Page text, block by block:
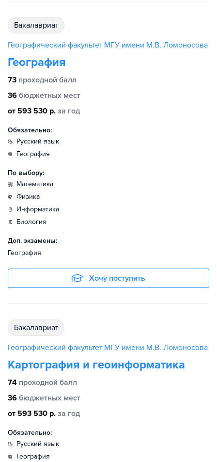
бакалавриат
Географический факультет МГУ имени М.В. Ломоносова
География
73 проходной балл
36 бюджетных мест
от 593 530 р. за год
Обязательно:
русский язык
география
По выбору:
математика
физика
информатика
биология
Доп. экзамены:
География
Хочу поступить
бакалавриат
Географический факультет МГУ имени М.В. Ломоносова
Картография и геоинформатика
74 проходной балл
36 бюджетных мест
от 593 530 р. за год
Обязательно:
русский язык
география